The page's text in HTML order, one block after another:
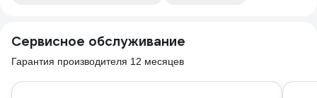
Сервисное обслуживание
Гарантия производителя 12 месяцев